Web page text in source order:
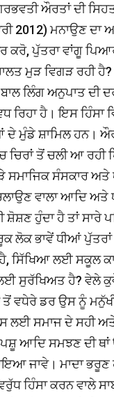
ਔਰਤਾਂ ਦੀ
2012) ਮਨਾਉਣ ਦਾ
ਕਰੋ, ਪੁੱਤਰਾ ਵਾਂਗੂ
ਮੁੜ ਵਿਗੜ ਰਹੀ
ਬਾਲ ਲਿੰਗ ਅਨੁਪਾਤ
ਰਿਹਾ ਹੈ। ਇਸ
ਮੁੰਡੇ ਸ਼ਾਮਿਲ ਹਨ।
ਤੋਂ ਚਲੀ ਆ ਰਹੀ
ਸੰਸਕਾਰ ਅਤੇ
ਵਾਲਾ ਆਦਿ
ਸ਼ੋਸ਼ਣ ਹੁੰਦਾ ਹੈ ਤਾਂ
ਲੋਕ ਭਾਵੇਂ ਧੀਆਂ
ਹੈ, ਸਿੱਖਿਆ ਲਈ ਸਕੂਲ
ਸੁਰੱਖਿਅਤ ਹੈ? ਵੇਲੇ
ਤੋਂ ਵਧੇਰੇ ਡਰ ਉਸ ਨੂੰ
ਸਮਾਜ ਦੇ ਸਹੀ ਅਤੇ
ਆਦਿ ਸਮਝਣ ਦੀ ਥਾਂ
ਜਾਵੇ। ਮਾਦਾ
ਹਿੰਸਾ ਕਰਨ ਵਾਲੇ